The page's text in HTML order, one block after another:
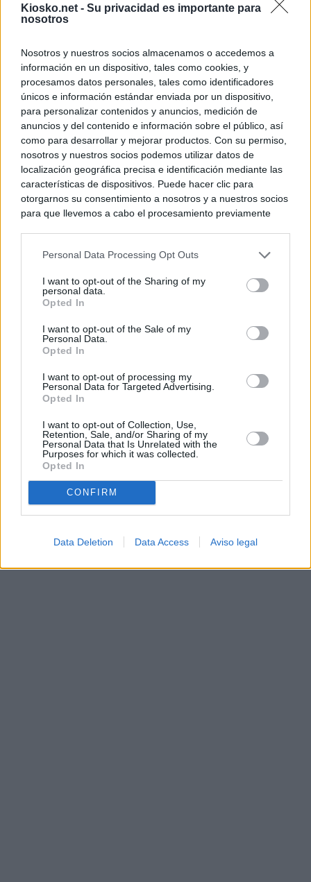
Kiosko.net - Su privacidad es importante para
nosotros
Nosotros y nuestros socios almacenamos o accedemos a
información en un dispositivo, tales como cookies, y
procesamos datos personales, tales como identificadores
únicos e información estándar enviada por un dispositivo,
para personalizar contenidos y anuncios, medición de
anuncios y del contenido e información sobre el público, así
como para desarrollar y mejorar productos. Con su permiso,
nosotros y nuestros socios podemos utilizar datos de
localización geográfica precisa e identificación mediante las
características de dispositivos. Puede hacer clic para
otorgarnos su consentimiento a nosotros y a nuestros socios
para que llevemos a cabo el procesamiento previamente
negar su consentimiento. Tenga en cuenta que algún
de su consentimiento, pero usted tiene el derecho de
rechazar tal procesamiento. Sus preferencias se aplicarán
cualquier momento entrando de nuevo en este sitio web o
visitando nuestra política de privacidad.
Personal Data Processing Opt Outs
I want to opt-out of the Sharing of my
personal data.
Opted In
I want to opt-out of the Sale of my
Personal Data.
Opted In
I want to opt-out of processing my
Personal Data for Targeted Advertising.
Opted In
I want to opt-out of Collection, Use,
Retention, Sale, and/or Sharing of my
Personal Data that Is Unrelated with the
Purposes for which it was collected.
Opted In
CONFIRM
Data Deletion Data Access Aviso legal